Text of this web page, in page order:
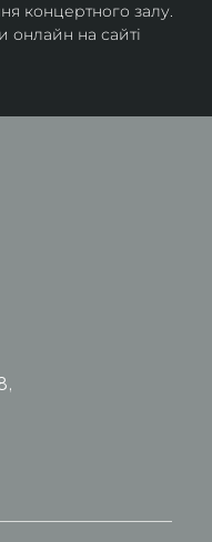
концертного залу.
онлайн на сайті